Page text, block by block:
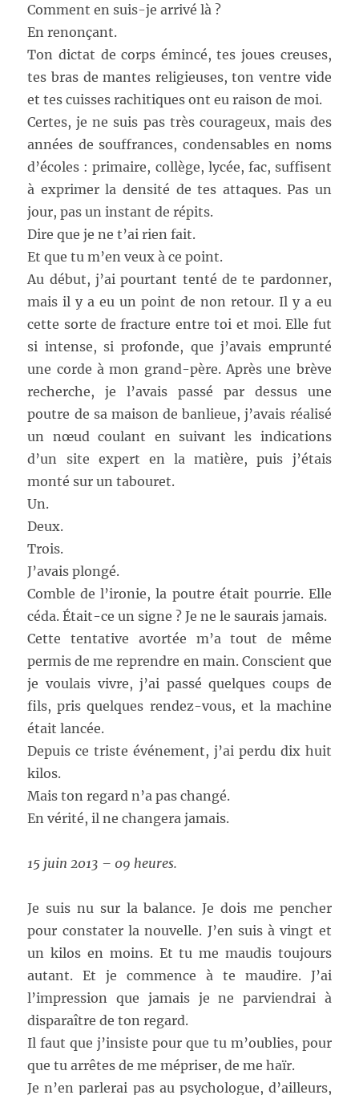
Comment en suis-je arrivé là ?
En renonçant.
Ton dictat de corps émincé, tes joues creuses,
tes bras de mantes religieuses, ton ventre vide
et tes cuisses rachitiques ont eu raison de moi.
Certes, je ne suis pas très courageux, mais des
années de souffrances, condensables en noms
d’écoles : primaire, collège, lycée, fac, suffisent
à exprimer la densité de tes attaques. Pas un
jour, pas un instant de répits.
Dire que je ne t’ai rien fait.
Et que tu m’en veux à ce point.
Au début, j’ai pourtant tenté de te pardonner,
mais il y a eu un point de non retour. Il y a eu
cette sorte de fracture entre toi et moi. Elle fut
si intense, si profonde, que j’avais emprunté
une corde à mon grand-père. Après une brève
recherche, je l’avais passé par dessus une
poutre de sa maison de banlieue, j’avais réalisé
un nœud coulant en suivant les indications
d’un site expert en la matière, puis j’étais
monté sur un tabouret.
Un.
Deux.
Trois.
J’avais plongé.
Comble de l’ironie, la poutre était pourrie. Elle
céda. Était-ce un signe ? Je ne le saurais jamais.
Cette tentative avortée m’a tout de même
permis de me reprendre en main. Conscient que
je voulais vivre, j’ai passé quelques coups de
fils, pris quelques rendez-vous, et la machine
était lancée.
Depuis ce triste événement, j’ai perdu dix huit
kilos.
Mais ton regard n’a pas changé.
En vérité, il ne changera jamais.
15 juin 2013 – 09 heures.
Je suis nu sur la balance. Je dois me pencher
pour constater la nouvelle. J’en suis à vingt et
un kilos en moins. Et tu me maudis toujours
autant. Et je commence à te maudire. J’ai
l’impression que jamais je ne parviendrai à
disparaître de ton regard.
Il faut que j’insiste pour que tu m’oublies, pour
que tu arrêtes de me mépriser, de me haïr.
Je n’en parlerai pas au psychologue, d’ailleurs,